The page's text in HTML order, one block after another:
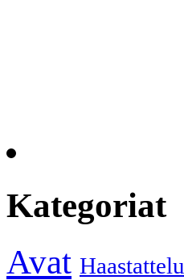
Kategoriat
Avat Haastattelu